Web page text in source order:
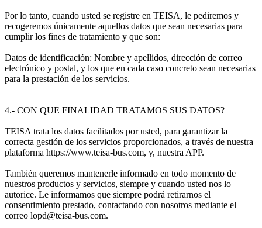
Por lo tanto, cuando usted se registre en TEISA, le pediremos y
recogeremos únicamente aquellos datos que sean necesarias para
cumplir los fines de tratamiento y que son:
Datos de identificación: Nombre y apellidos, dirección de correo
electrónico y postal, y los que en cada caso concreto sean necesarias
para la prestación de los servicios.
4.- CON QUE FINALIDAD TRATAMOS SUS DATOS?
TEISA trata los datos facilitados por usted, para garantizar la
correcta gestión de los servicios proporcionados, a través de nuestra
plataforma https://www.teisa-bus.com, y, nuestra APP.
También queremos mantenerle informado en todo momento de
nuestros productos y servicios, siempre y cuando usted nos lo
autorice. Le informamos que siempre podrá retirarnos el
consentimiento prestado, contactando con nosotros mediante el
correo lopd@teisa-bus.com.